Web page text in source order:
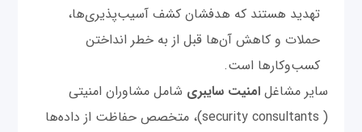
تهدید هستند که هدفشان کشف آسیب‌پذیری‌ها،
حملات و کاهش آن‌ها قبل از به خطر انداختن
کسب‌وکارها است.
سایر مشاغل امنیت سایبری شامل مشاوران امنیتی
( security consultants)، متخصص حفاظت از داده‌ها